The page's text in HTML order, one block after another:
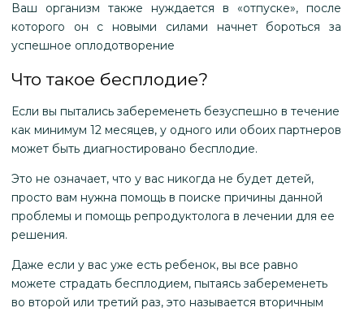
Ваш организм также нуждается в «отпуске», после
которого он с новыми силами начнет бороться за
успешное оплодотворение
Что такое бесплодие?
Если вы пытались забеременеть безуспешно в течение
как минимум 12 месяцев, у одного или обоих партнеров
может быть диагностировано бесплодие.
Это не означает, что у вас никогда не будет детей,
просто вам нужна помощь в поиске причины данной
проблемы и помощь репродуктолога в лечении для ее
решения.
Даже если у вас уже есть ребенок, вы все равно
можете страдать бесплодием, пытаясь забеременеть
во второй или третий раз, это называется вторичным